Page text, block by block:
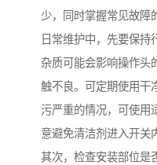
少，同时掌握常见故障
日常维护中，先要保持
杂质可能会影响操作头
触不良。可定期使用干
污严重的情况，可使用
意避免清洁剂进入开关
其次，检查安装部位是